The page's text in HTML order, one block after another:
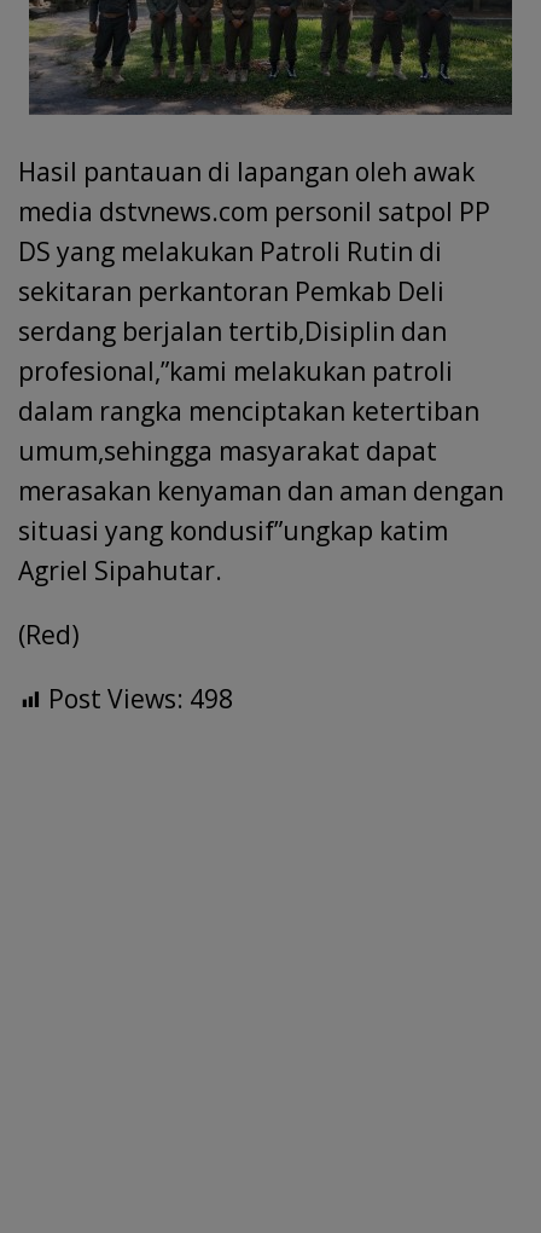
Hasil pantauan di lapangan oleh awak
media dstvnews.com personil satpol PP
DS yang melakukan Patroli Rutin di
sekitaran perkantoran Pemkab Deli
serdang berjalan tertib,Disiplin dan
profesional,”kami melakukan patroli
dalam rangka menciptakan ketertiban
umum,sehingga masyarakat dapat
merasakan kenyaman dan aman dengan
situasi yang kondusif”ungkap katim
Agriel Sipahutar.
(Red)
Post Views: 498